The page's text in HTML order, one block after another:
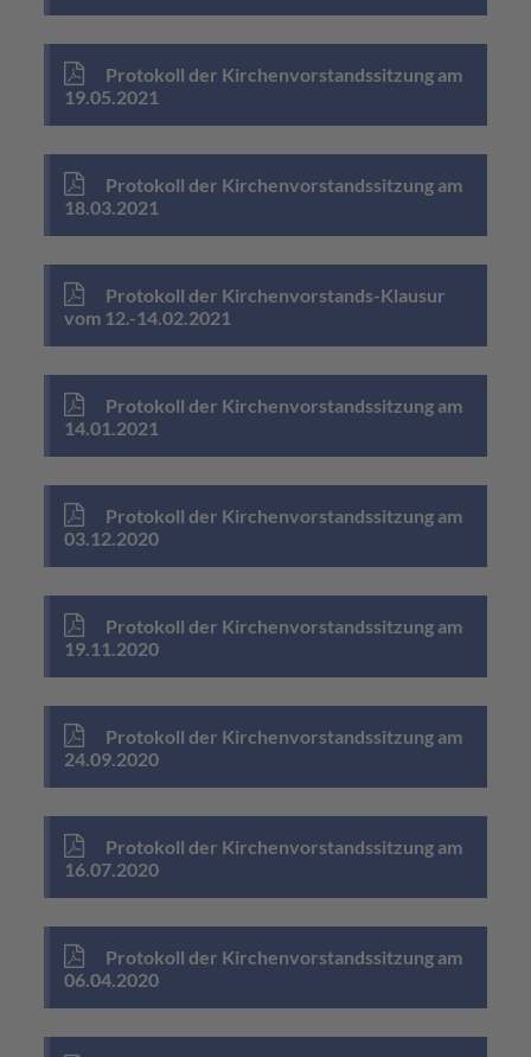
Protokoll der Kirchenvorstandssitzung am
19.05.2021
Protokoll der Kirchenvorstandssitzung am
18.03.2021
Protokoll der Kirchenvorstands-Klausur
vom 12.-14.02.2021
Protokoll der Kirchenvorstandssitzung am
14.01.2021
Protokoll der Kirchenvorstandssitzung am
03.12.2020
Protokoll der Kirchenvorstandssitzung am
19.11.2020
Protokoll der Kirchenvorstandssitzung am
24.09.2020
Protokoll der Kirchenvorstandssitzung am
16.07.2020
Protokoll der Kirchenvorstandssitzung am
06.04.2020